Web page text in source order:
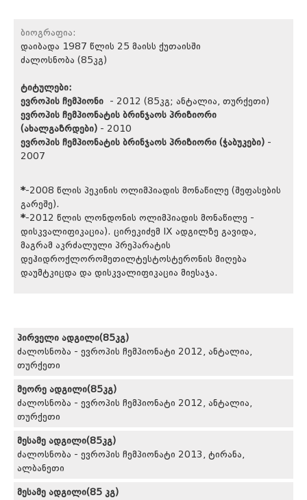
ბიოგრაფია:
დაიბადა 1987 წლის 25 მაისს ქუთაისში
ძალოსნობა (85კგ)
ტიტულები:
ევროპის ჩემპიონი - 2012 (85კგ; ანტალია, თურქეთი)
ევროპის ჩემპიონატის ბრინჯაოს პრიზიორი
(ახალგაზრდები) - 2010
ევროპის ჩემპიონატის ბრინჯაოს პრიზიორი (ჭაბუკები) -
2007
*-2008 წლის პეკინის ოლიმპიადის მონაწილე (შეფასების
გარეშე).
*-2012 წლის ლონდონის ოლიმპიადის მონაწილე -
დისკვალიფიკაცია). ცირეკიძემ IX ადგილზე გავიდა,
მაგრამ აკრძალული პრეპარატის
დეჰიდროქლორომეთილტესტოსტერონის მიღება
დაუმტკიცდა და დისკვალიფიკაცია მიესაჯა.
პირველი ადგილი(85კგ)
ძალოსნობა - ევროპის ჩემპიონატი 2012, ანტალია,
თურქეთი
მეორე ადგილი(85კგ)
ძალოსნობა - ევროპის ჩემპიონატი 2012, ანტალია,
თურქეთი
მესამე ადგილი(85კგ)
ძალოსნობა - ევროპის ჩემპიონატი 2013, ტირანა,
ალბანეთი
მესამე ადგილი(85 კგ)